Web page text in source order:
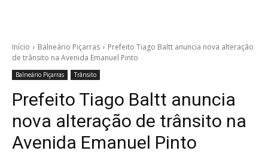
Início Balneário Piçarras
Prefeito Tiago Baltt anuncia nova alteração
de trânsito na Avenida Emanuel Pinto
Balneário Piçarras Trânsito
Prefeito Tiago Baltt anuncia
nova alteração de trânsito na
Avenida Emanuel Pinto